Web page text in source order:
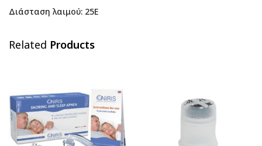
Διάσταση λαιμού: 25Ε
Related Products